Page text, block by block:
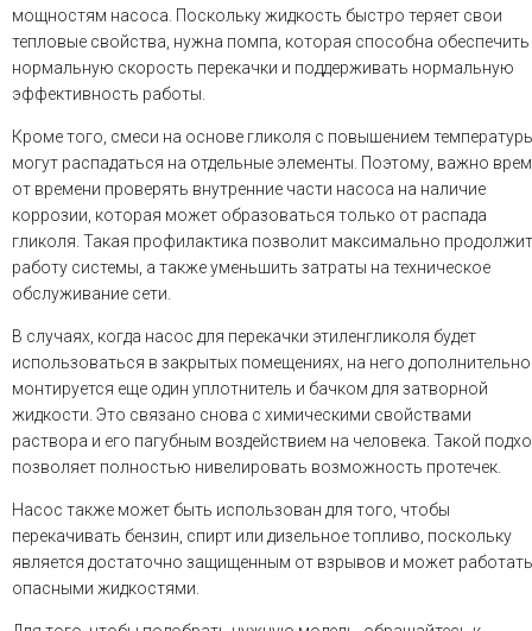
мощностям насоса. Поскольку жидкость быстро теряет свои
тепловые свойства, нужна помпа, которая способна обеспечить
нормальную скорость перекачки и поддерживать нормальную
эффективность работы.
Кроме того, смеси на основе гликоля с повышением
могут распадаться на отдельные элементы. Поэтому, важно
от времени проверять внутренние части насоса на наличие
коррозии, которая может образоваться только от распада
гликоля. Такая профилактика позволит максимально
работу системы, а также уменьшить затраты на техническое
обслуживание сети.
В случаях, когда насос для перекачки этиленгликоля будет
использоваться в закрытых помещениях, на него дополнительно
монтируется еще один уплотнитель и бачком для затворной
жидкости. Это связано снова с химическими свойствами
раствора и его пагубным воздействием на человека. Такой
позволяет полностью нивелировать возможность протечек.
Насос также может быть использован для того, чтобы
перекачивать бензин, спирт или дизельное топливо, поскольку
является достаточно защищенным от взрывов и может
опасными жидкостями.